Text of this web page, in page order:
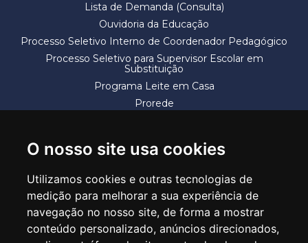
O nosso site usa cookies
Utilizamos cookies e outras tecnologias de
medição para melhorar a sua experiência de
navegação no nosso site, de forma a mostrar
conteúdo personalizado, anúncios direcionados,
Lista de Demanda (Consulta)
Ouvidoria da Educação
Processo Seletivo Interno de Coordenador Pedagógico
Processo Seletivo para Supervisor Escolar em
Substituição
Programa Leite em Casa
Prorede
SECRETARIA DE EDUCAÇÃO